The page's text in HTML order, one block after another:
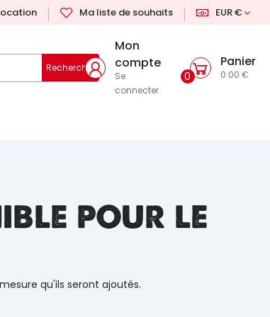
Ma liste de souhaits EUR €
Rechercher
Mon
compte
Se
connecter
0
Panier
0.00 €
pour le
qu'ils seront ajoutés.